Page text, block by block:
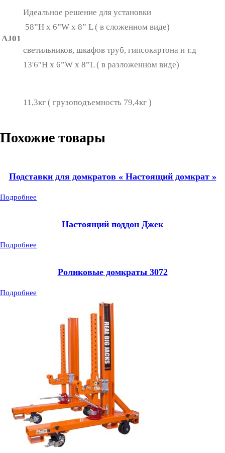
AJ01
Идеальное решение для установки
58”H x 6”W x 8” L ( в сложенном виде)
светильников, шкафов труб, гипсокартона и т.д
13'6″H x 6”W x 8”L ( в разложенном виде)
11,3кг ( грузоподъемность 79,4кг )
Похожие товары
Подставки для домкратов « Настоящий домкрат »
Подробнее
Настоящий поддон Джек
Подробнее
Роликовые домкраты 3072
Подробнее